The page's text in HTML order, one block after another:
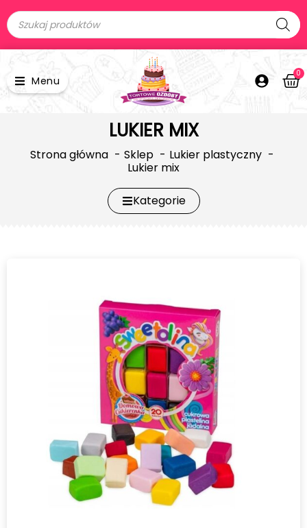
Menu
0
LUKIER MIX
Strona główna Sklep
Lukier plastyczny
Lukier mix
Kategorie